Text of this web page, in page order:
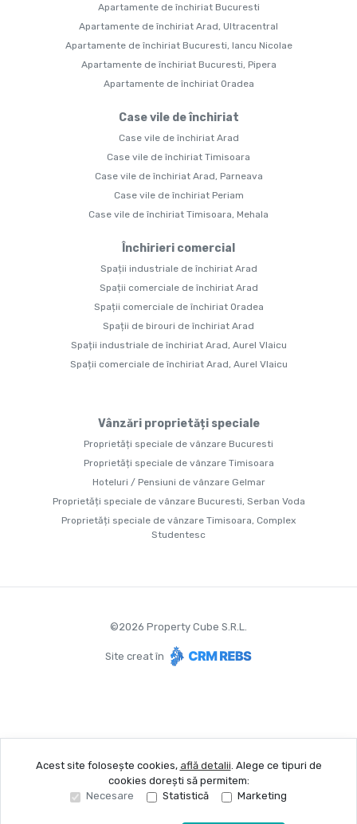
Apartamente de închiriat Bucuresti
Apartamente de închiriat Arad, Ultracentral
Apartamente de închiriat Bucuresti, Iancu Nicolae
Apartamente de închiriat Bucuresti, Pipera
Apartamente de închiriat Oradea
Case vile de închiriat
Case vile de închiriat Arad
Case vile de închiriat Timisoara
Case vile de închiriat Arad, Parneava
Case vile de închiriat Periam
Case vile de închiriat Timisoara, Mehala
Închirieri comercial
Spații industriale de închiriat Arad
Spații comerciale de închiriat Arad
Spații comerciale de închiriat Oradea
Spații de birouri de închiriat Arad
Spații industriale de închiriat Arad, Aurel Vlaicu
Spații comerciale de închiriat Arad, Aurel Vlaicu
Vânzări proprietăți speciale
Proprietăți speciale de vânzare Bucuresti
Proprietăți speciale de vânzare Timisoara
Hoteluri / Pensiuni de vânzare Gelmar
Proprietăți speciale de vânzare Bucuresti, Serban Voda
Proprietăți speciale de vânzare Timisoara, Complex
Studentesc
©2026 Property Cube S.R.L.
Site creat în
Acest site folosește cookies, află detalii. Alege ce tipuri de
cookies dorești să permitem:
Necesare
Statistică Marketing